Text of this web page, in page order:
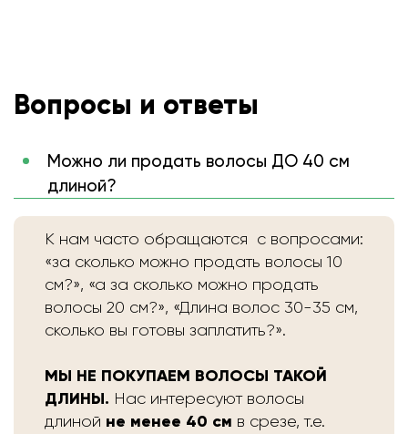
Вопросы и ответы
Можно ли продать волосы ДО 40 см
длиной?
К нам часто обращаются с вопросами:
«за сколько можно продать волосы 10
см?», «а за сколько можно продать
волосы 20 см?», «Длина волос 30-35 см,
сколько вы готовы заплатить?».
МЫ НЕ ПОКУПАЕМ ВОЛОСЫ ТАКОЙ
ДЛИНЫ. Нас интересуют волосы
длиной не менее 40 см в срезе, т.е.